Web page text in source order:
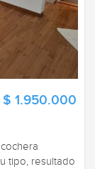
$ 1.950.000
tipo, resultado